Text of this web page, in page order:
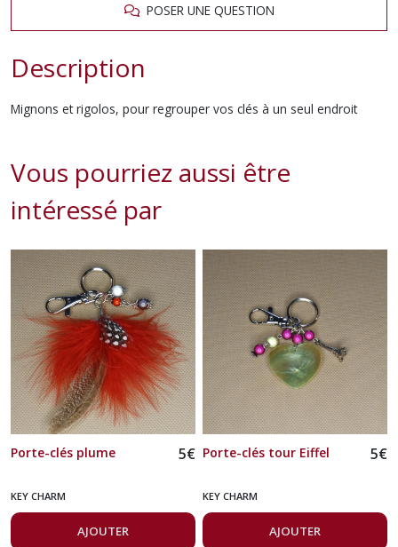
POSER UNE QUESTION
Description
Mignons et rigolos, pour regrouper vos clés à un seul endroit
Vous pourriez aussi être
intéressé par
Porte-clés plume 5€
KEY CHARM
AJOUTER
Porte-clés tour Eiffel 5€
KEY CHARM
AJOUTER